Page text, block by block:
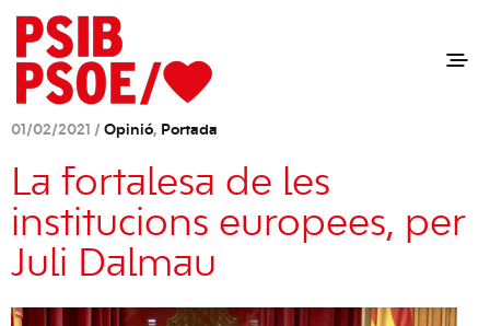
01/02/2021 / Opinió, Portada
La fortalesa de les
institucions europees, per
Juli Dalmau